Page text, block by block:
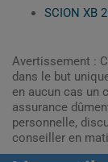
SCION XB
Avertissement :
dans le but
en aucun cas un
assurance
personnelle,
conseiller en